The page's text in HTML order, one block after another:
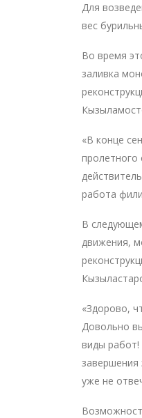
Для
вес
Во время
заливка
«В конце
работа
В
движения,
«Здорово,
Довольно
виды
уже не